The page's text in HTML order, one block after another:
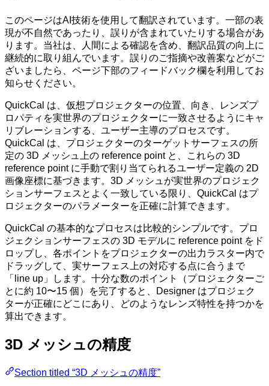
このページはAI技術を使用して翻訳されています。一部の表
現が不自然であったり、誤りが含まれていたりする場合があ
ります。当社は、人間による確認を含め、翻訳品質の向上に
継続的に取り組んでいます。誤りのご指摘や改善案などがご
ざいましたら、ページ下部のフィードバック欄を利用してお
知らせください。
QuickCal は、仮想プロジェクターの位置、向き、レンズプ
ロパティを実世界のプロジェクターに一致させるようにキャ
リブレーションする、ユーザー主導のプロセスです。
QuickCal は、プロジェクターのターゲットサーフェスの所
定の 3D メッシュ上の reference point と、これらの 3D
reference point に手動で割り当てられるユーザー定義の 2D
画像座標に基づきます。3D メッシュが実世界のプロジェク
ションサーフェスとよく一致している限り、QuickCal はプ
ロジェクターのパラメーターを正確に計算できます。
QuickCal の基本的なプロセスは比較的シンプルです。プロ
ジェクションサーフェスの 3D モデルに reference point をド
ロップし、各ポイントをプロジェクターの出力ラスター内で
ドラッグして、実サーフェス上の対応する点に合うまで
「line up」します。十分な数のポイント（プロジェクターご
とに約 10〜15 個）を完了すると、Designer はプロジェク
ターが正確にどこにあり、どのようなレンズ特性を持つかを
算出できます。
3D メッシュの精度
Section titled “3D メッシュの精度”